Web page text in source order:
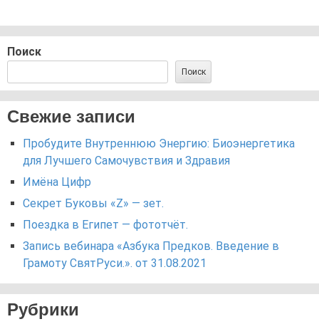
Поиск
Поиск
Свежие записи
Пробудите Внутреннюю Энергию: Биоэнергетика
для Лучшего Самочувствия и Здравия
Имёна Цифр
Секрет Буковы «Z» — зет.
Поездка в Египет — фототчёт.
Запись вебинара «Азбука Предков. Введение в
Грамоту СвятРуси.». от 31.08.2021
Рубрики